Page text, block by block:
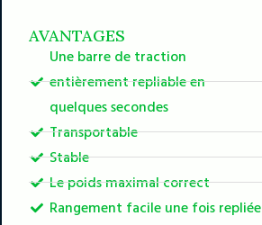
AVANTAGES
Une barre de traction
entièrement repliable en
quelques secondes
Transportable
Stable
Le poids maximal correct
Rangement facile une fois repliée